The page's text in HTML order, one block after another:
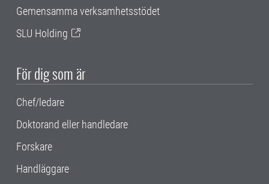
Gemensamma verksamhetsstödet
SLU Holding
För dig som är
Chef/ledare
Doktorand eller handledare
Forskare
Handläggare